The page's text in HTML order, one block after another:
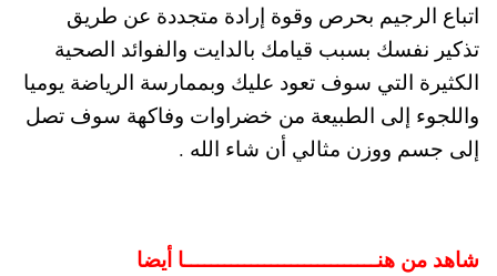
اتباع الرجيم بحرص وقوة إرادة متجددة عن طريق
تذكير نفسك بسبب قيامك بالدايت والفوائد الصحية
الكثيرة التي سوف تعود عليك وبممارسة الرياضة يوميا
واللجوء إلى الطبيعة من خضراوات وفاكهة سوف تصل
إلى جسم ووزن مثالي أن شاء الله .
شاهد من هنـــــــــــــــــــــــــــــا أيضا